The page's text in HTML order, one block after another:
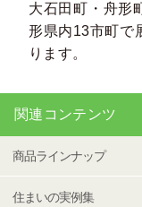
大石田町・舟形
形県内13市町で
ります。
関連コンテンツ
商品ラインナップ
住まいの実例集